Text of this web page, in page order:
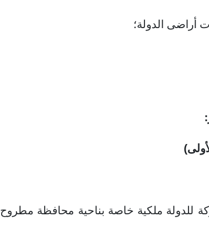
أراضى الدولة؛
للدولة ملكية خاصة بناحية محافظة مطروح